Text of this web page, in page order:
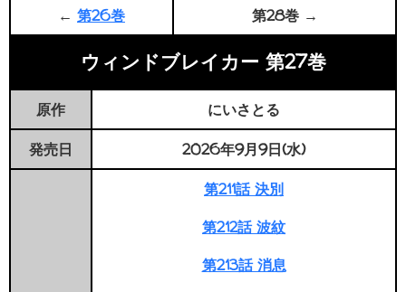
← 第26巻 第28巻 →
ウィンドブレイカー 第27巻
原作
にいさとる
発売日
2026年9月9日(水)
第211話 決別
第212話 波紋
第213話 消息